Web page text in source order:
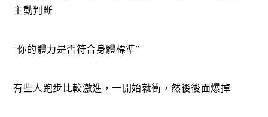
主動判斷
“你的體力是否符合身體標準”
有些人跑步比較激進，一開始就衝，然後後面爆掉